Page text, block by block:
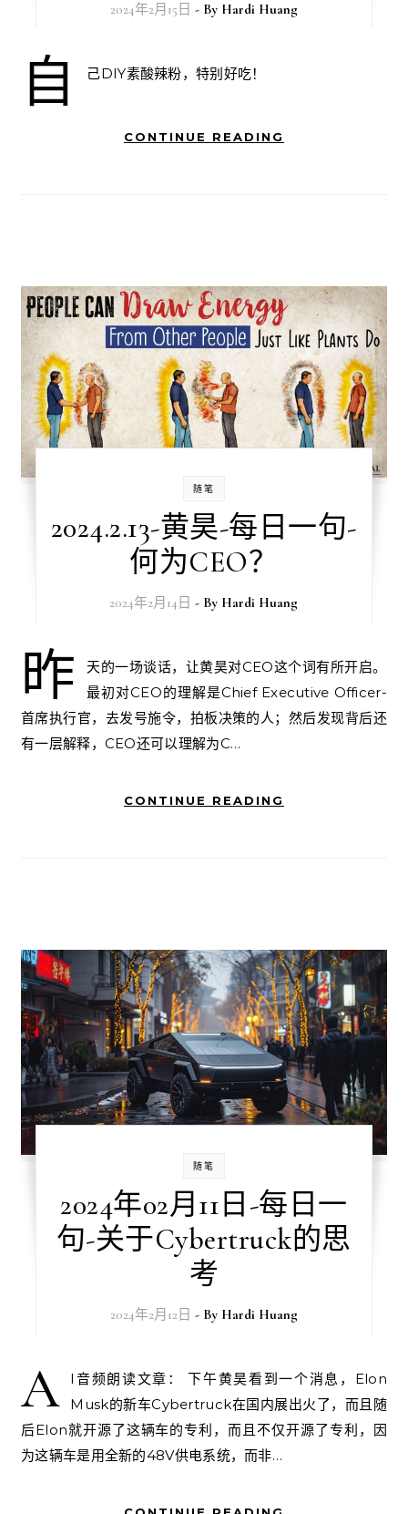
2024年2月15日 - By Hardi Huang
自 己DIY素酸辣粉，特别好吃！
CONTINUE READING
随笔
2024.2.13-黄昊-每日一句-
何为CEO？
2024年2月14日 - By Hardi Huang
昨
天的一场谈话，让黄昊对CEO这个词有所开启。
最初对CEO的理解是Chief Executive Officer-
首席执行官，去发号施令，拍板决策的人；然后发现背后还
有一层解释，CEO还可以理解为C…
CONTINUE READING
随笔
2024年02月11日-每日一
句-关于Cybertruck的思
考
2024年2月12日 - By Hardi Huang
A
I音频朗读文章： 下午黄昊看到一个消息，Elon
Musk的新车Cybertruck在国内展出火了，而且随
后Elon就开源了这辆车的专利，而且不仅开源了专利，因
为这辆车是用全新的48V供电系统，而非…